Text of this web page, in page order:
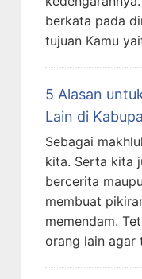
berkata pada
tujuan Kamu
5 Alasan
Lain di
Sebagai
kita. Serta kita
bercerita
membuat
memendam.
orang lain agar